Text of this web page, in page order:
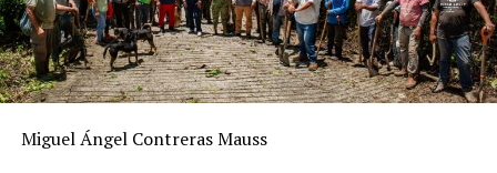
Miguel Ángel Contreras Mauss